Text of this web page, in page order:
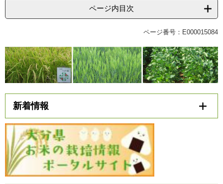
へ
ページ内目次
ページ番号：E000015084
新着情報